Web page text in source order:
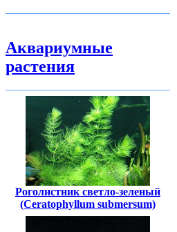
Аквариумные
растения
Роголистник светло-зеленый
(Ceratophyllum submersum)